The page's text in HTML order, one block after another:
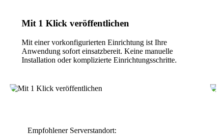
Mit 1 Klick veröffentlichen
Mit einer vorkonfigurierten Einrichtung ist Ihre
Anwendung sofort einsatzbereit. Keine manuelle
Installation oder komplizierte Einrichtungsschritte.
Empfohlener Serverstandort: